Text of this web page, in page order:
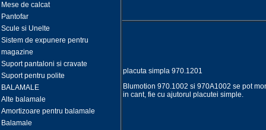
Mese de calcat
Pantofar
Scule si Unelte
Sistem de expunere pentru
magazine
Suport pantaloni si cravate
Suport pentru polite
BALAMALE
Alte balamale
Amortizoare pentru balamale
Balamale
placuta simpla 970.1201
Blumotion 970.1002 si 970A1002 se pot
in cant, fie cu ajutorul placutei simple.